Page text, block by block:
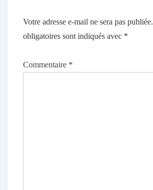
Votre adresse e-mail ne sera pas publiée.
obligatoires sont indiqués avec *
Commentaire *